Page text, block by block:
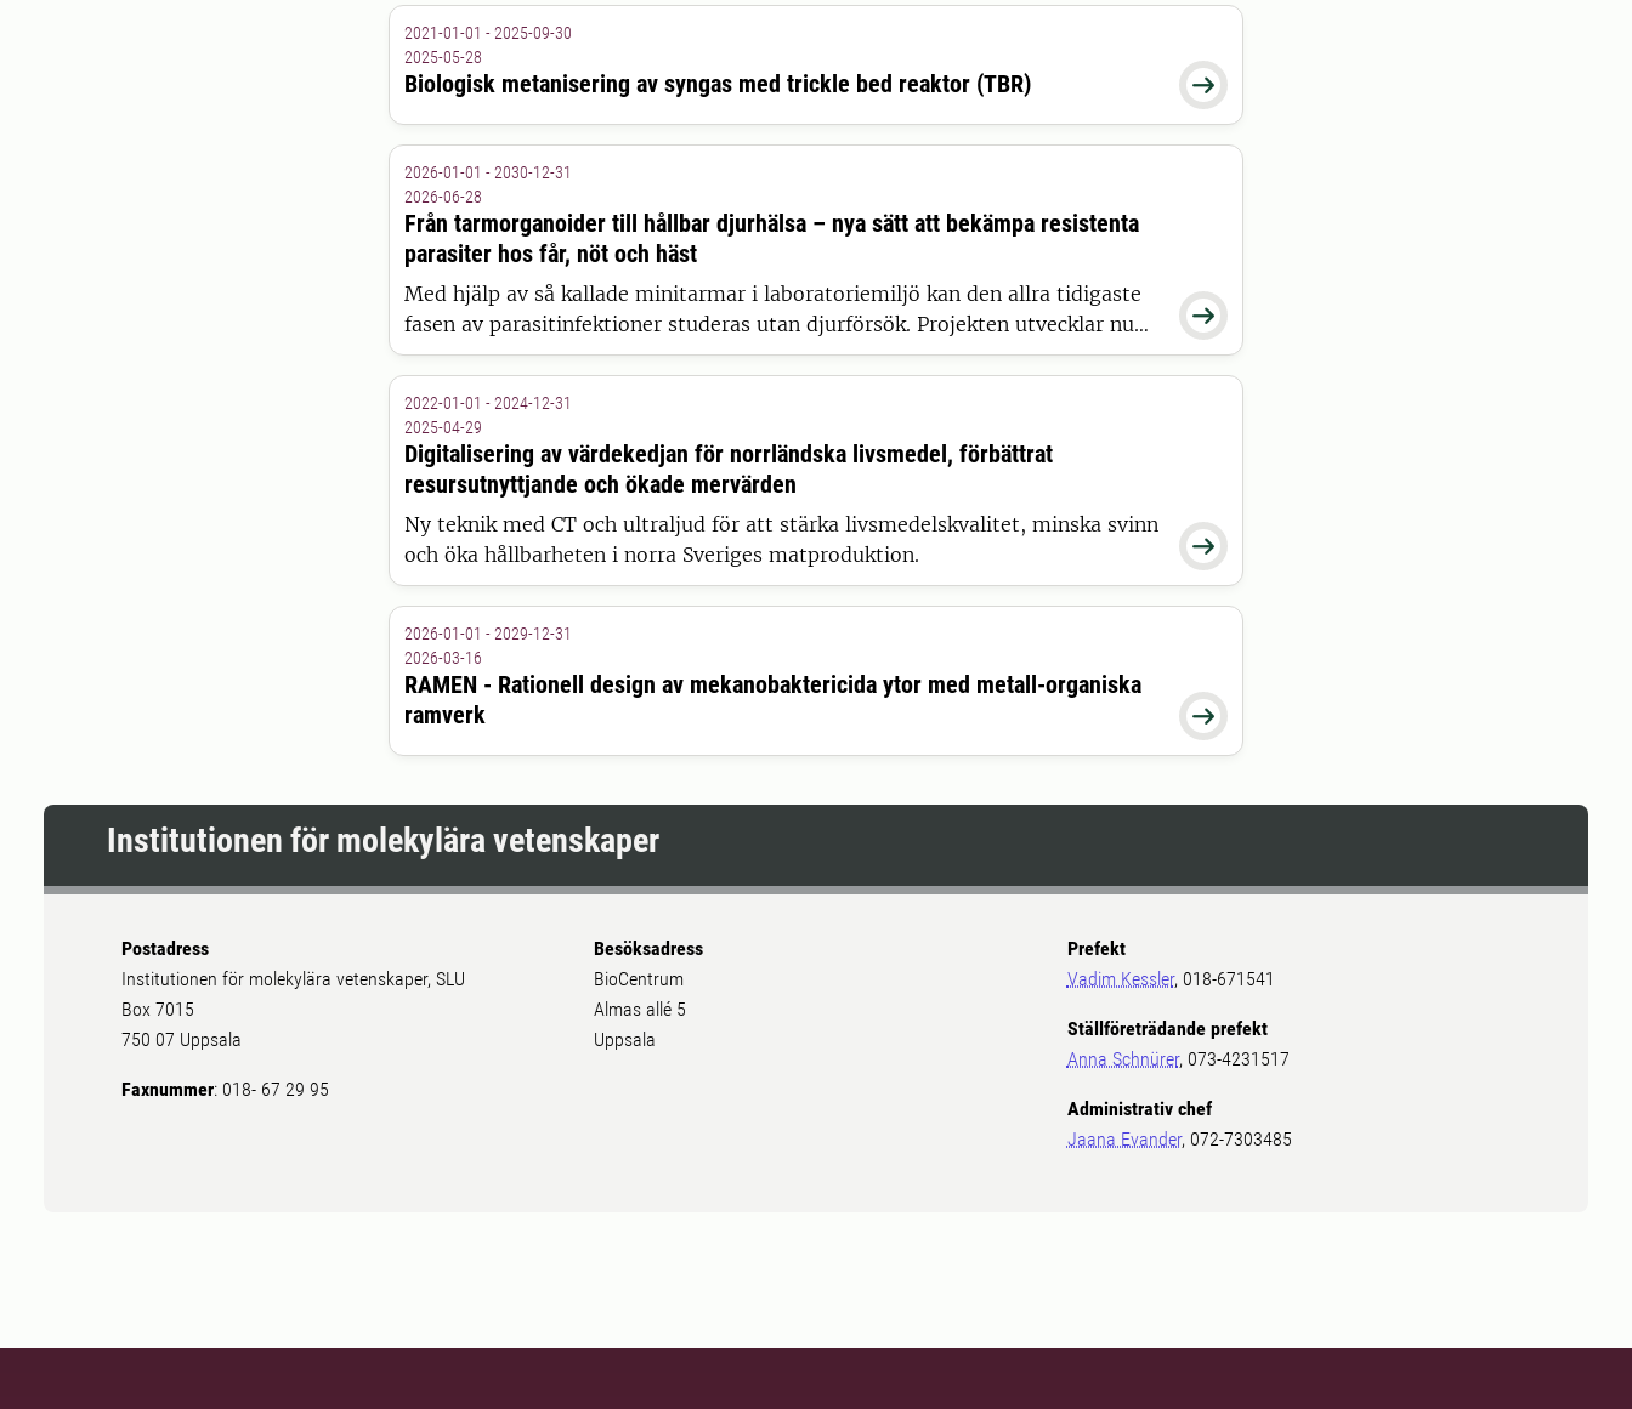

2021-01-01 - 2025-09-30
2025-05-28
Biologisk metanisering av syngas med trickle bed reaktor (TBR)

2026-01-01 - 2030-12-31
2026-06-28
Från tarmorganoider till hållbar djurhälsa – nya sätt att bekämpa resistenta
parasiter hos får, nöt och häst
Med hjälp av så kallade minitarmar i laboratoriemiljö kan den allra tidigaste
fasen av parasitinfektioner studeras utan djurförsök. Projekten utvecklar nu
nya hållbara strategier mot läkemedelsresistenta parasiter hos får, nötkreatur

2022-01-01 - 2024-12-31
2025-04-29
Digitalisering av värdekedjan för norrländska livsmedel, förbättrat
resursutnyttjande och ökade mervärden
Ny teknik med CT och ultraljud för att stärka livsmedelskvalitet, minska svinn
och öka hållbarheten i norra Sveriges matproduktion.

2026-01-01 - 2029-12-31
2026-03-16
RAMEN - Rationell design av mekanobaktericida ytor med metall-organiska
ramverk
Institutionen för molekylära vetenskaper
Postadress
Institutionen för molekylära vetenskaper, SLU
Box 7015
750 07 Uppsala
Faxnummer: 018- 67 29 95
Besöksadress
BioCentrum
Almas allé 5
Uppsala
Prefekt
Vadim Kessler, 018-671541
Ställföreträdande prefekt
Anna Schnürer, 073-4231517
Administrativ chef
Jaana Evander, 072-7303485